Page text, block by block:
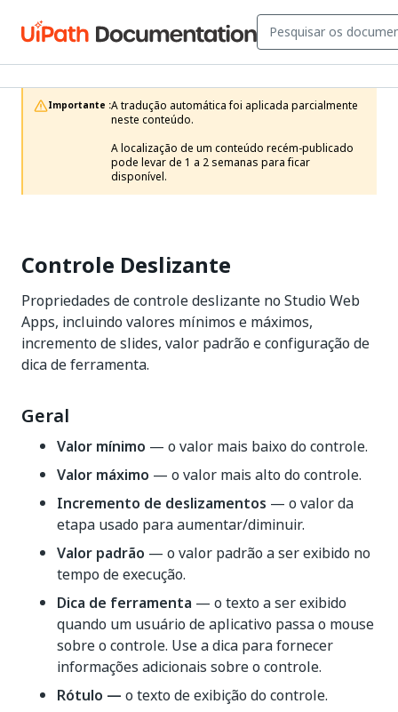
Importante :A tradução automática foi aplicada parcialmente
neste conteúdo.
A localização de um conteúdo recém-publicado
pode levar de 1 a 2 semanas para ficar
disponível.
Controle Deslizante
Propriedades de controle deslizante no Studio Web
Apps, incluindo valores mínimos e máximos,
incremento de slides, valor padrão e configuração de
dica de ferramenta.
Geral
Valor mínimo — o valor mais baixo do controle.
Valor máximo — o valor mais alto do controle.
Incremento de deslizamentos — o valor da
etapa usado para aumentar/diminuir.
Valor padrão — o valor padrão a ser exibido no
tempo de execução.
Dica de ferramenta — o texto a ser exibido
quando um usuário de aplicativo passa o mouse
sobre o controle. Use a dica para fornecer
informações adicionais sobre o controle.
Rótulo — o texto de exibição do controle.